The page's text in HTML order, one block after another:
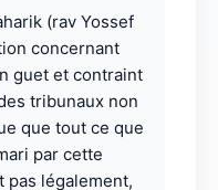
(rav Yossef
concernant
guet et contraint
tribunaux non
que tout ce que
par cette
légalement,